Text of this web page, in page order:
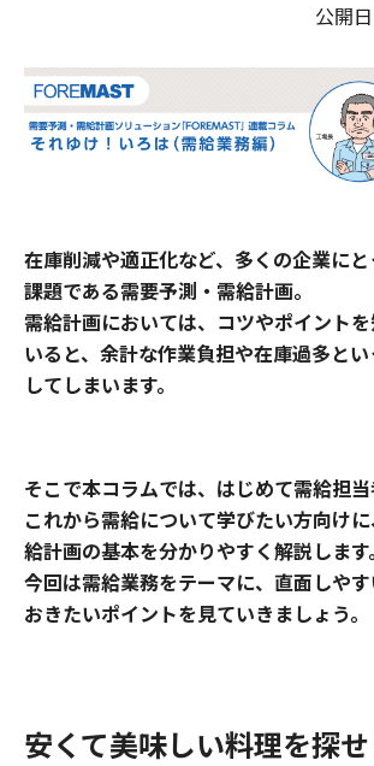
公開
在庫削減や適正化など、多くの企業に
課題である需要予測・需給計画。
需給計画においては、コツやポイント
いると、余計な作業負担や在庫過多と
してしまいます。
そこで本コラムでは、はじめて需給担
これから需給について学びたい方向け
給計画の基本を分かりやすく解説します。
今回は需給業務をテーマに、直面しや
おきたいポイントを見ていきましょう。
安くて美味しい料理を探せ